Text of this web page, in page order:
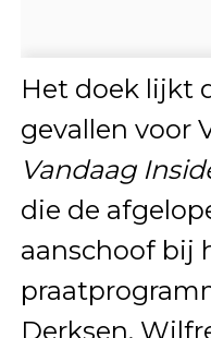
Het doek lijkt
gevallen voor
Vandaag
die de
aanschoof bij
Derksen,